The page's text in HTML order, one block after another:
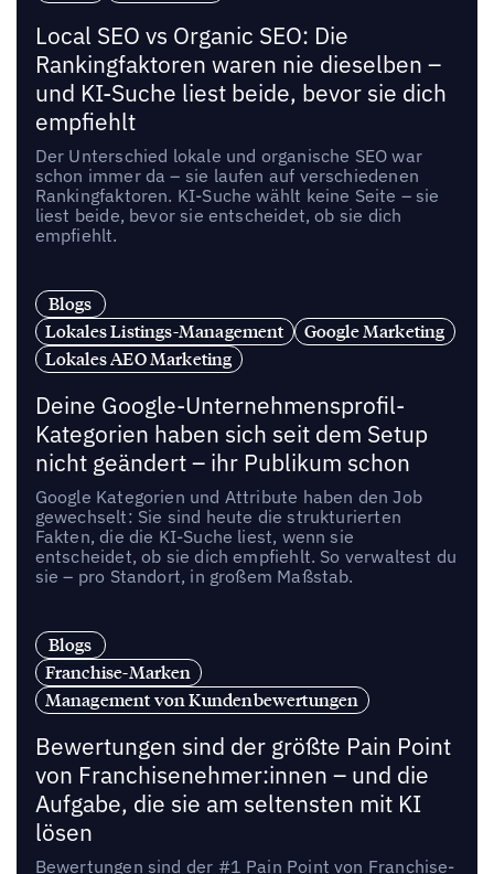
Local SEO vs Organic SEO: Die
Rankingfaktoren waren nie dieselben –
und KI-Suche liest beide, bevor sie dich
empfiehlt
Der Unterschied lokale und organische SEO war
schon immer da – sie laufen auf verschiedenen
Rankingfaktoren. KI-Suche wählt keine Seite – sie
liest beide, bevor sie entscheidet, ob sie dich
empfiehlt.
Blogs
Lokales Listings-Management
Google Marketing
Lokales AEO Marketing
Deine Google-Unternehmensprofil-
Kategorien haben sich seit dem Setup
nicht geändert – ihr Publikum schon
Google Kategorien und Attribute haben den Job
gewechselt: Sie sind heute die strukturierten
Fakten, die die KI-Suche liest, wenn sie
entscheidet, ob sie dich empfiehlt. So verwaltest du
sie – pro Standort, in großem Maßstab.
Blogs
Franchise-Marken
Management von Kundenbewertungen
Bewertungen sind der größte Pain Point
von Franchisenehmer:innen – und die
Aufgabe, die sie am seltensten mit KI
lösen
Bewertungen sind der #1 Pain Point von Franchise-